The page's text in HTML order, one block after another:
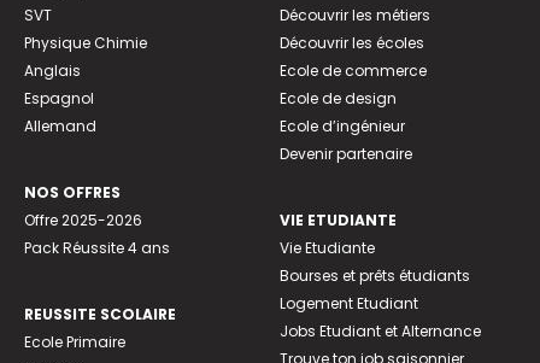
SVT
Physique Chimie
Anglais
Espagnol
Allemand
NOS OFFRES
Offre 2025-2026
Pack Réussite 4 ans
REUSSITE SCOLAIRE
Ecole Primaire
Découvrir les métiers
Découvrir les écoles
Ecole de commerce
Ecole de design
Ecole d’ingénieur
Devenir partenaire
VIE ETUDIANTE
Vie Etudiante
Bourses et prêts étudiants
Logement Etudiant
Jobs Etudiant et Alternance